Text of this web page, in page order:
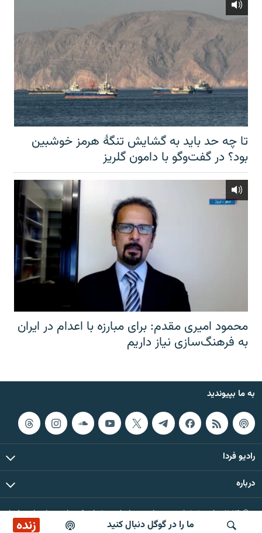
ما را در گوگل دنبال کنید زنده
تا چه حد باید به گشایش تنگهٔ هرمز خوشبین
بود؟ در گفت‌وگو با دامون گلریز
محمود امیری مقدم: برای مبارزه با اعدام در ایران
به فرهنگ‌سازی نیاز داریم
به ما بپیوندید
رادیو فردا
درباره
© ۲۰۲۶ تمام حقوق این وب‌سایت، بر اساس مقررات کپی‌رایت، برای رادیو فردا
محفوظ است.